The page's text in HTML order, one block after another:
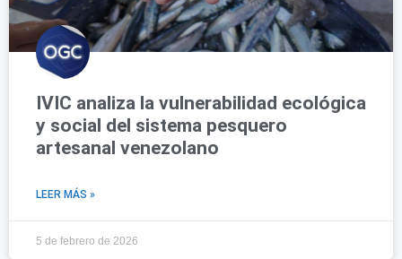
IVIC analiza la vulnerabilidad ecológica
y social del sistema pesquero
artesanal venezolano
LEER MÁS »
5 de febrero de 2026